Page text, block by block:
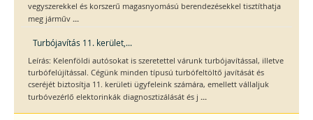
vegyszerekkel és korszerű magasnyomású berendezésekkel tisztíthatja
meg járműv ...
Turbójavítás 11. kerület,...
Leírás: Kelenföldi autósokat is szeretettel várunk turbójavítással, illetve
turbófelújítással. Cégünk minden típusú turbófeltöltő javítását és
cseréjét biztosítja 11. kerületi ügyfeleink számára, emellett vállaljuk
turbóvezérlő elektorinkák diagnosztizálását és j ...